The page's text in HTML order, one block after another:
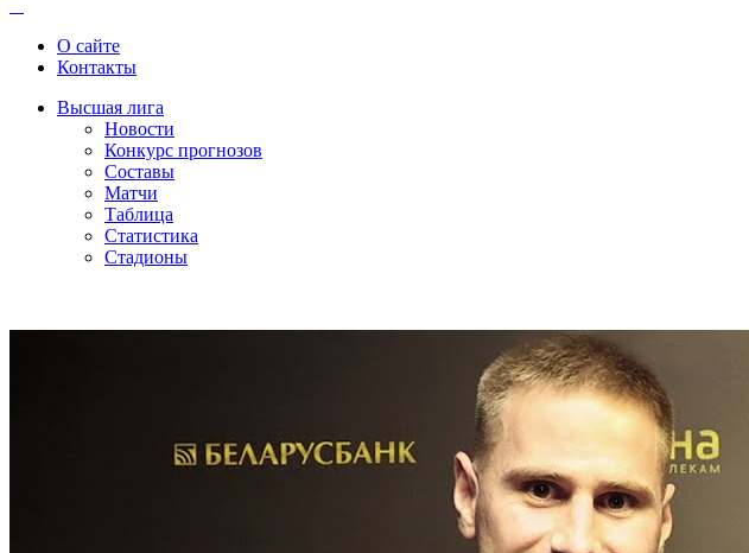
О сайте
Контакты
Высшая лига
Новости
Конкурс прогнозов
Составы
Матчи
Таблица
Статистика
Стадионы